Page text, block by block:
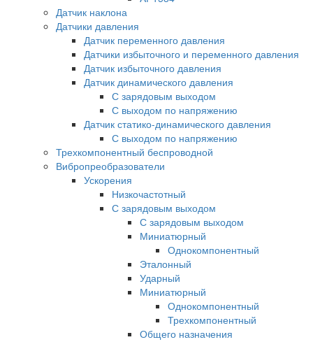
Датчик наклона
Датчики давления
Датчик переменного давления
Датчики избыточного и переменного давления
Датчик избыточного давления
Датчик динамического давления
С зарядовым выходом
С выходом по напряжению
Датчик статико-динамического давления
С выходом по напряжению
Трехкомпонентный беспроводной
Вибропреобразователи
Ускорения
Низкочастотный
С зарядовым выходом
С зарядовым выходом
Миниатюрный
Однокомпонентный
Эталонный
Ударный
Миниатюрный
Однокомпонентный
Трехкомпонентный
Общего назначения